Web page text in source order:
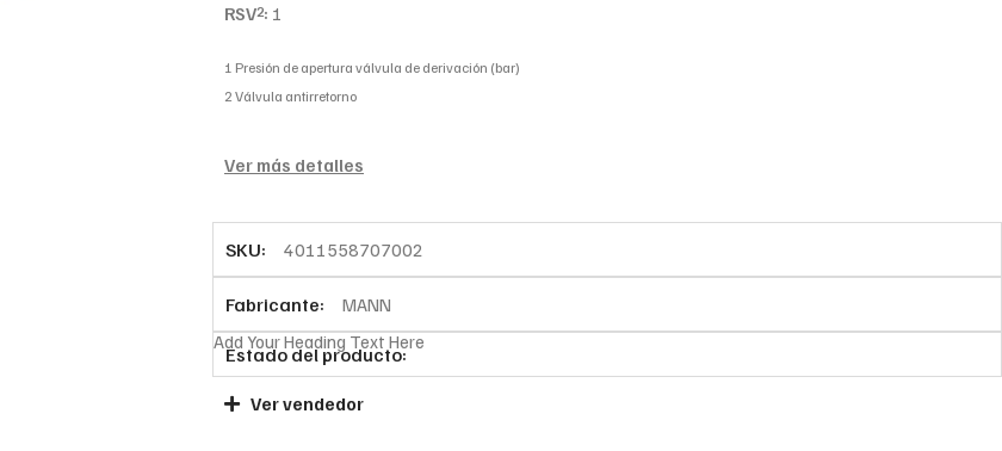
RSV2: 1
1 Presión de apertura válvula de derivación (bar)
2 Válvula antirretorno
Ver más detalles
SKU: 4011558707002
Fabricante: MANN
Estado del producto:
Add Your Heading Text Here
Ver vendedor